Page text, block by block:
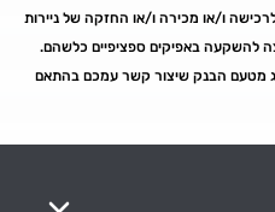
לרכישה ו/או מכירה ו/או החזקה של ניירות
להשקעה באפיקים ספציפיים כלשהם.
מטעם הבנק שיצור קשר עמכם בהתאם